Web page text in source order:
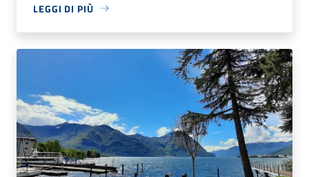
LEGGI DI PIÙ